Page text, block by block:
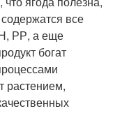
все
РР, а еще
богат
растением,